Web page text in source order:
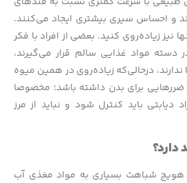
احساس سیری بیشتری ایجاد می‌کنند.
نیز زیاده‌روی کنید. بعضی از افراد با فکر
دسته مواد غذایی سالم قرار می‌گیرند،
درحالی‌که زیاده‌روی در همین میوه
برای بدن داشته باشد؛ مخصوصا
باید کنترل شود و نباید از مرز
دارد؟
شباهت بسیاری به مواد مغذی آب